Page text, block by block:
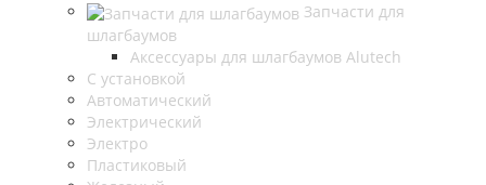
Запчасти для
шлагбаумов
Аксессуары для шлагбаумов Alutech
С установкой
Автоматический
Электрический
Электро
Пластиковый